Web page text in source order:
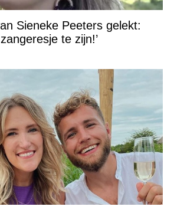
Sieneke Peeters gelekt:
te zijn!’